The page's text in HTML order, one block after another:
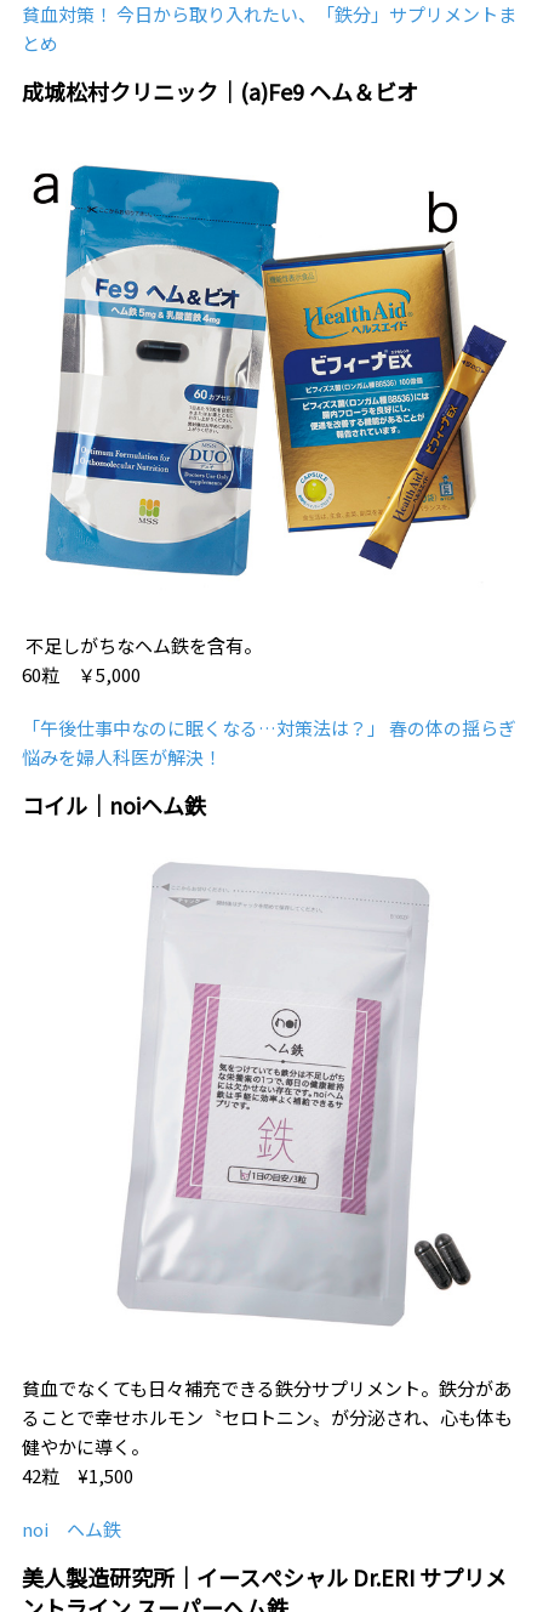
貧血対策！ 今日から取り入れたい、「鉄分」サプリメントま
とめ
成城松村クリニック｜(a)Fe9 ヘム＆ビオ
不足しがちなヘム鉄を含有。
60粒 ￥5,000
「午後仕事中なのに眠くなる…対策法は？」 春の体の揺らぎ
悩みを婦人科医が解決！
コイル｜noiヘム鉄
貧血でなくても日々補充できる鉄分サプリメント。鉄分があ
ることで幸せホルモン〝セロトニン〟が分泌され、心も体も
健やかに導く。
42粒 ¥1,500
noi ヘム鉄
美人製造研究所｜イースぺシャル Dr.ERI サプリメ